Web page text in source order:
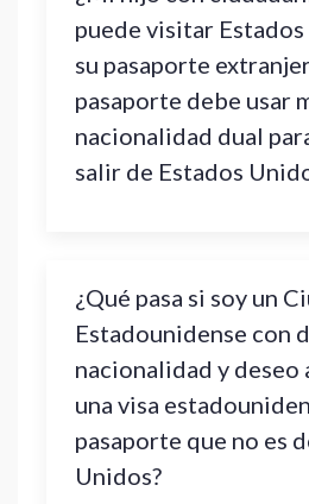
puede visitar
su pasaporte
pasaporte debe usar
nacionalidad dual
salir de Estados
¿Qué pasa si soy un
Estadounidense con
nacionalidad y deseo
una visa
pasaporte que no es
Unidos?